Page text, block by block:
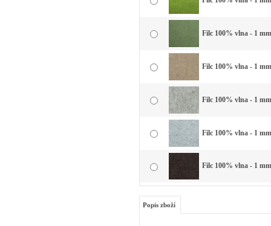
Filc 100% vlna - 1
Filc 100% vlna - 1
Filc 100% vlna - 1
Filc 100% vlna - 1
Filc 100% vlna - 1
Popis zboží